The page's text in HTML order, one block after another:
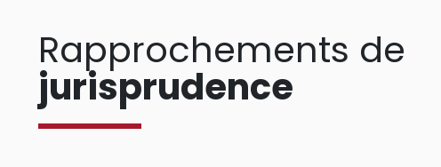
Rapprochements de
jurisprudence